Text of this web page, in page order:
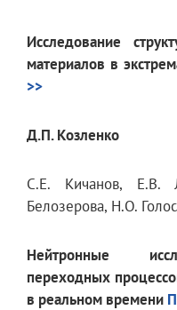
Исследование
материалов в
>>
Д.П. Козленко
С.E. Кичанов, E.В.
Белозерова, Н.O.
Нейтронные
переходных
в реальном времени